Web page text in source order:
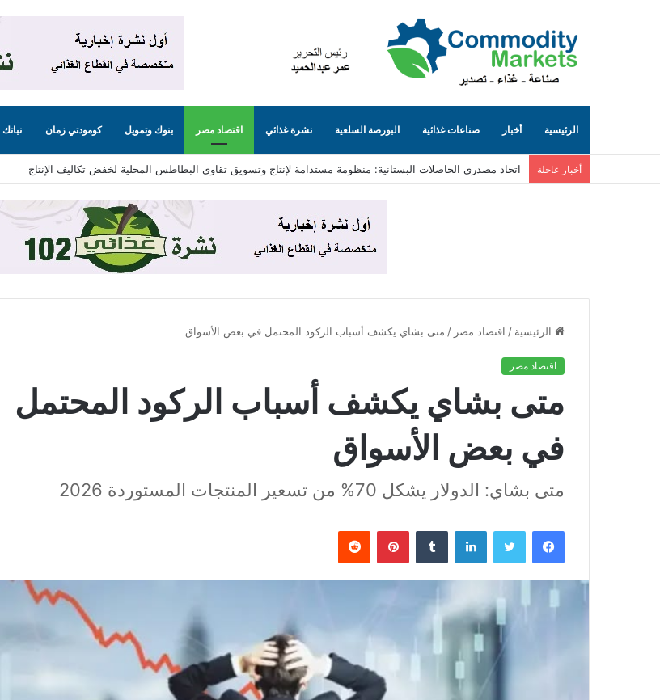
الرئيسية أخبار صناعات غذائية البورصة السلعية نشرة غذائي اقتصاد مصر بنوك وتمويل كومودتي زمان نباتك
أخبار عاجلة التمثيل التجاري يبحث مع جمعية المصدرين المصريين “اكسبولينك” آليات التعاون لزيادة الصادرات المصرية
الرئيسية / اقتصاد مصر / متى بشاي يكشف أسباب الركود المحتمل في بعض الأسواق
اقتصاد مصر
متى بشاي يكشف أسباب الركود المحتمل
في بعض الأسواق
متى بشاي: الدولار يشكل 70% من تسعير المنتجات المستوردة 2026
فيسبوك تويتر لينكدإن بينتيريست